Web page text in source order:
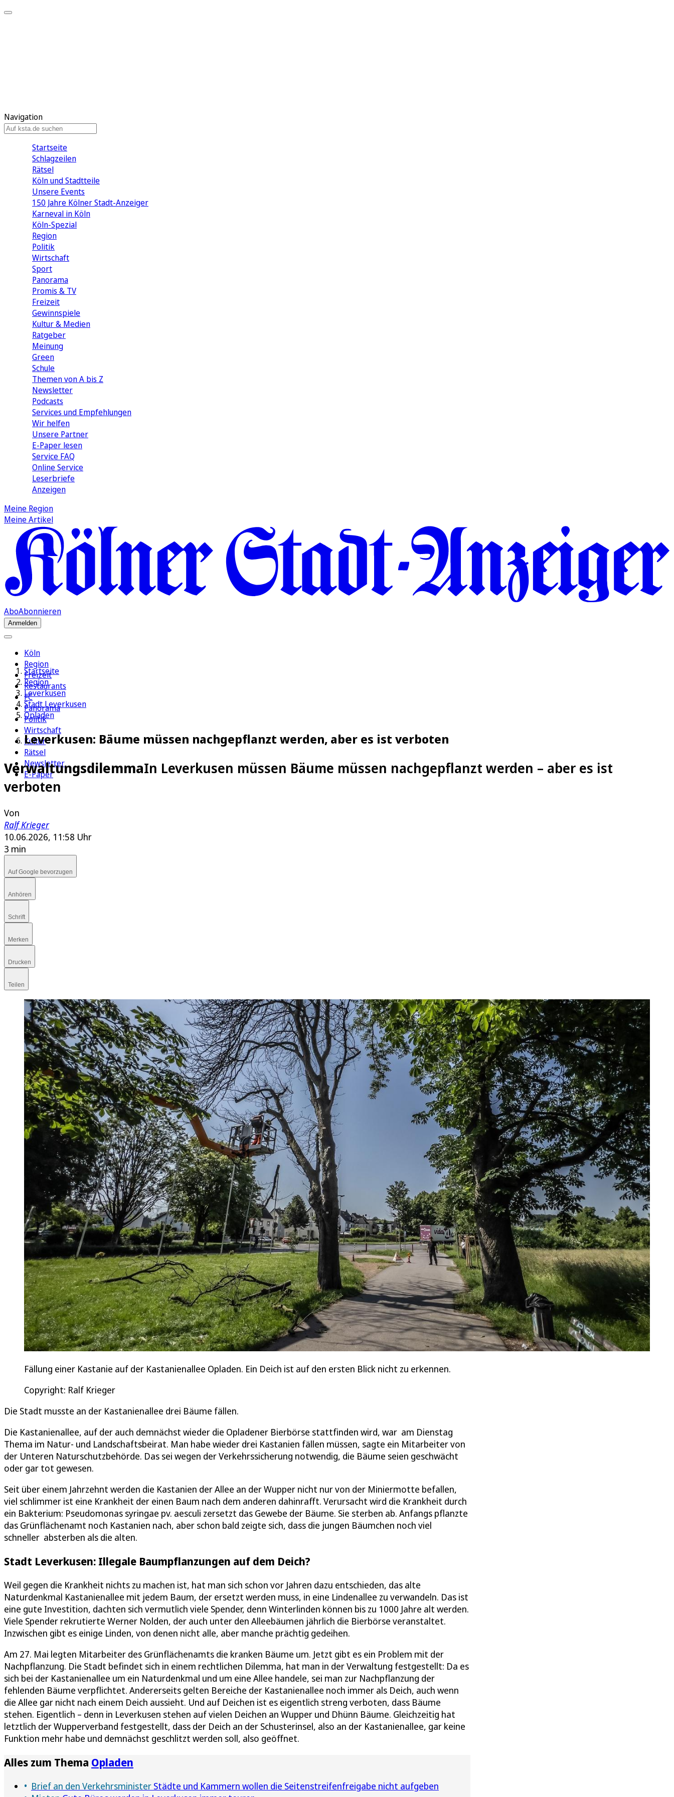
Navigation
Startseite
Schlagzeilen
Rätsel
Köln und Stadtteile
Unsere Events
150 Jahre Kölner Stadt-Anzeiger
Karneval in Köln
Köln-Spezial
Region
Politik
Wirtschaft
Sport
Panorama
Promis & TV
Freizeit
Gewinnspiele
Kultur & Medien
Ratgeber
Meinung
Green
Schule
Themen von A bis Z
Newsletter
Podcasts
Services und Empfehlungen
Wir helfen
Unsere Partner
E-Paper lesen
Service FAQ
Online Service
Leserbriefe
Anzeigen
Meine Region
Meine Artikel
AboAbonnieren
Anmelden
Köln
Region
Freizeit
Restaurants
FC
Panorama
Politik
Wirtschaft
Kultur
Rätsel
Newsletter
E-Paper
Startseite
Region
Leverkusen
Stadt Leverkusen
Opladen
Leverkusen: Bäume müssen nachgepflanzt werden, aber es ist verboten
VerwaltungsdilemmaIn Leverkusen müssen Bäume müssen nachgepflanzt werden – aber es ist
verboten
Von
Ralf Krieger
10.06.2026, 11:58 Uhr
3 min
Auf Google bevorzugen
Anhören
Schrift
Merken
Drucken
Teilen
Fällung einer Kastanie auf der Kastanienallee Opladen. Ein Deich ist auf den ersten Blick nicht zu erkennen.
Copyright: Ralf Krieger
Die Stadt musste an der Kastanienallee drei Bäume fällen.
Die Kastanienallee, auf der auch demnächst wieder die Opladener Bierbörse stattfinden wird, war am Dienstag
Thema im Natur- und Landschaftsbeirat. Man habe wieder drei Kastanien fällen müssen, sagte ein Mitarbeiter von
der Unteren Naturschutzbehörde. Das sei wegen der Verkehrssicherung notwendig, die Bäume seien geschwächt
oder gar tot gewesen.
Seit über einem Jahrzehnt werden die Kastanien der Allee an der Wupper nicht nur von der Miniermotte befallen,
viel schlimmer ist eine Krankheit der einen Baum nach dem anderen dahinrafft. Verursacht wird die Krankheit durch
ein Bakterium: Pseudomonas syringae pv. aesculi zersetzt das Gewebe der Bäume. Sie sterben ab. Anfangs pflanzte
das Grünflächenamt noch Kastanien nach, aber schon bald zeigte sich, dass die jungen Bäumchen noch viel
schneller absterben als die alten.
Stadt Leverkusen: Illegale Baumpflanzungen auf dem Deich?
Weil gegen die Krankheit nichts zu machen ist, hat man sich schon vor Jahren dazu entschieden, das alte
Naturdenkmal Kastanienallee mit jedem Baum, der ersetzt werden muss, in eine Lindenallee zu verwandeln. Das ist
eine gute Investition, dachten sich vermutlich viele Spender, denn Winterlinden können bis zu 1000 Jahre alt werden.
Viele Spender rekrutierte Werner Nolden, der auch unter den Alleebäumen jährlich die Bierbörse veranstaltet.
Inzwischen gibt es einige Linden, von denen nicht alle, aber manche prächtig gedeihen.
Am 27. Mai legten Mitarbeiter des Grünflächenamts die kranken Bäume um. Jetzt gibt es ein Problem mit der
Nachpflanzung. Die Stadt befindet sich in einem rechtlichen Dilemma, hat man in der Verwaltung festgestellt: Da es
sich bei der Kastanienallee um ein Naturdenkmal und um eine Allee handele, sei man zur Nachpflanzung der
fehlenden Bäume verpflichtet. Andererseits gelten Bereiche der Kastanienallee noch immer als Deich, auch wenn
die Allee gar nicht nach einem Deich aussieht. Und auf Deichen ist es eigentlich streng verboten, dass Bäume
stehen. Eigentlich – denn in Leverkusen stehen auf vielen Deichen an Wupper und Dhünn Bäume. Gleichzeitig hat
letztlich der Wupperverband festgestellt, dass der Deich an der Schusterinsel, also an der Kastanienallee, gar keine
Funktion mehr habe und demnächst geschlitzt werden soll, also geöffnet.
Alles zum Thema Opladen
Brief an den Verkehrsminister Städte und Kammern wollen die Seitenstreifenfreigabe nicht aufgeben